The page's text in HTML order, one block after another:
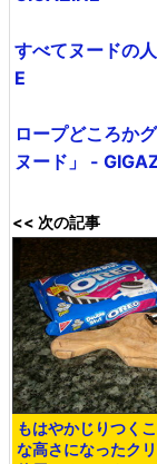
すべてヌードの
E
ロープどころか
ヌード」 -
<< 次の記事
もはやかじりつく
な高さになったク